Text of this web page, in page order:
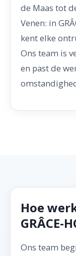
de Maas tot
Venen: in
kent elke
Ons team is
en past de
Hoe
GRÂCE-
Ons team